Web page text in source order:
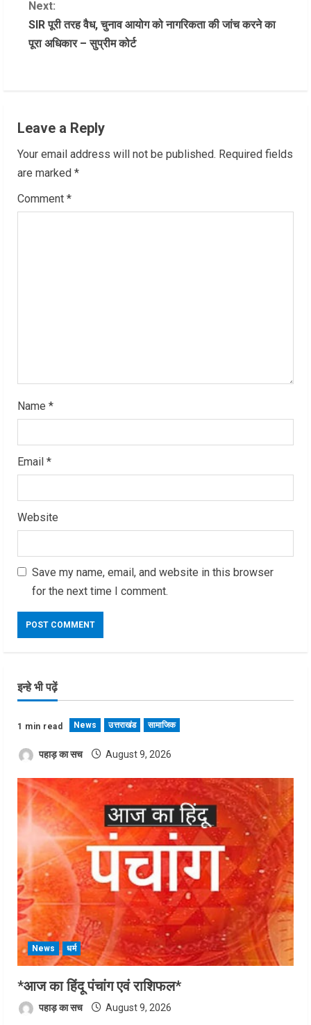
n
t
u
e
R
Next:
SIR पूरी तरह वैध, चुनाव आयोग को नागरिकता की जांच करने का
पूरा अधिकार – सुप्रीम कोर्ट
Leave a Reply
Your email address will not be published. Required fields
are marked *
Comment *
Name *
Email *
Website
Save my name, email, and website in this browser
for the next time I comment.
इन्हे भी पढ़ें
1 min read News उत्तराखंड सामाजिक
पहाड़ का सच August 9, 2026
News धर्म
*आज का हिंदू पंचांग एवं राशिफल*
पहाड़ का सच August 9, 2026